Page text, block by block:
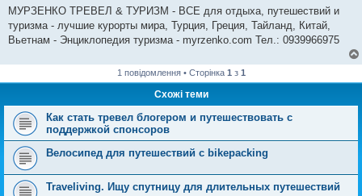
в
д
о
е
н
МУРЗЕНКО ТРЕВЕЛ & ТУРИЗМ - ВСЕ для отдыха, путешествий и
туризма - лучшие курорты мира, Турция, Греция, Тайланд, Китай,
Вьетнам - Энциклопедия туризма - myrzenko.com Тел.: 0939966975
1 повідомлення • Сторінка 1 з 1
Схожі теми
Как стать тревел блогером и путешествовать с
поддержкой спонсоров
Велосипед для путешествий с bikepacking
Traveliving. Ищу спутницу для длительных путешествий